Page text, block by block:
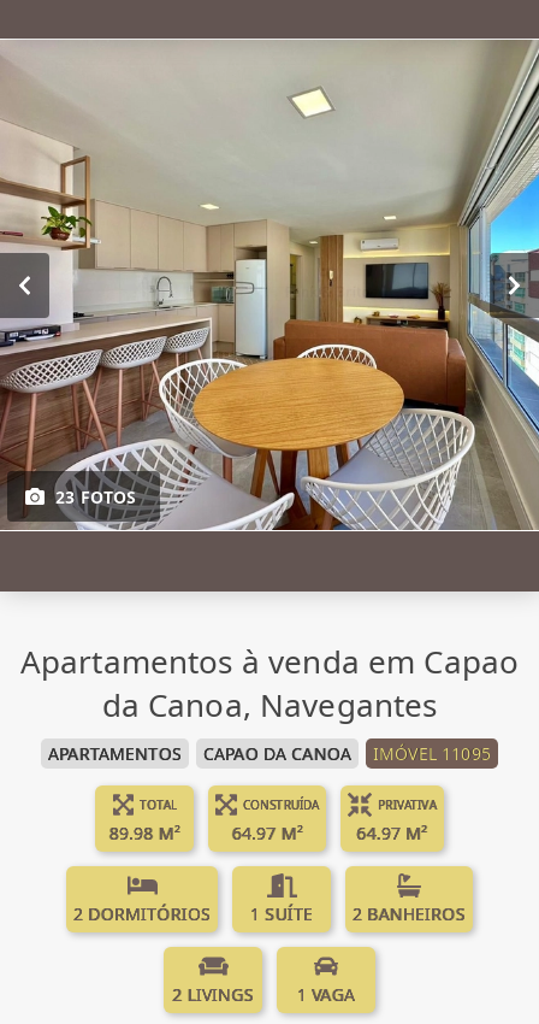
23 FOTOS
Apartamentos à venda em Capao
da Canoa, Navegantes
APARTAMENTOS CAPAO DA CANOA IMÓVEL 11095
TOTAL
89.98 M²
CONSTRUÍDA
64.97 M²
PRIVATIVA
64.97 M²
2 DORMITÓRIOS 1 SUÍTE 2 BANHEIROS
2 LIVINGS 1 VAGA